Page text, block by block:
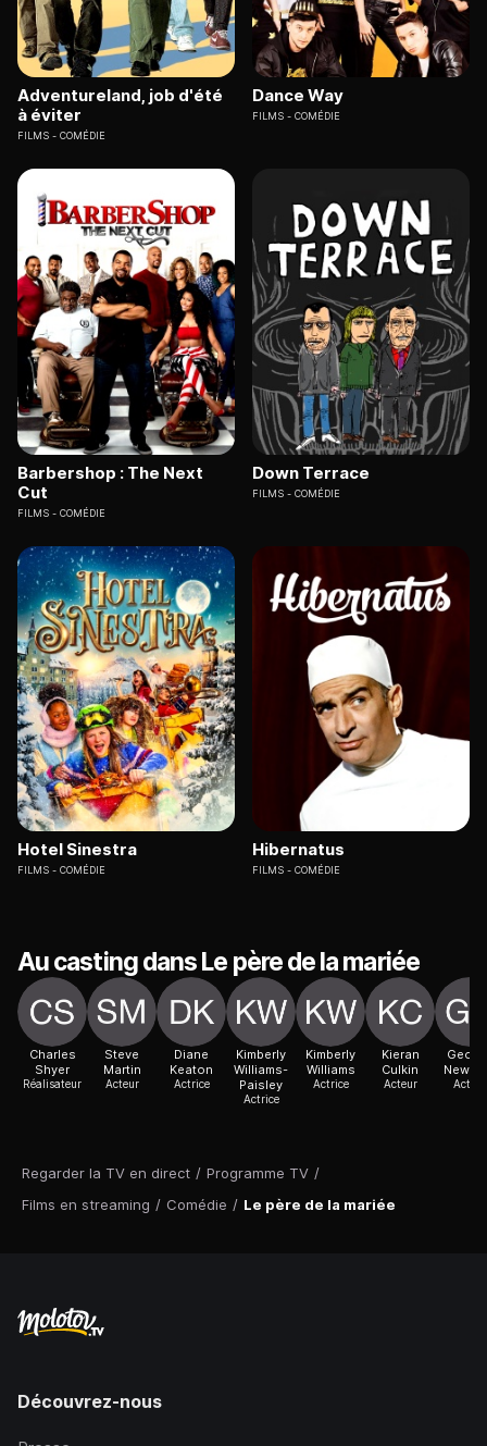
Regarder la TV en direct / Programme TV /
Films en streaming / Comédie / Le père de la mariée
Adventureland, job d'été
à éviter
FILMS COMÉDIE
Dance Way
FILMS COMÉDIE
Barbershop : The Next
Cut
FILMS COMÉDIE
Down Terrace
FILMS COMÉDIE
Hotel Sinestra
FILMS COMÉDIE
Hibernatus
FILMS COMÉDIE
Au casting dans Le père de la mariée
Charles
Shyer
Réalisateur
Steve
Martin
Acteur
Diane
Keaton
Actrice
Kimberly
Williams-
Paisley
Actrice
Kimberly
Williams
Actrice
Kieran
Culkin
Acteur Acteur
Découvrez-nous